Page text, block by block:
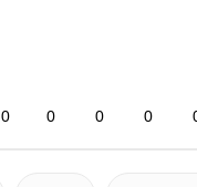
0 0 0 0